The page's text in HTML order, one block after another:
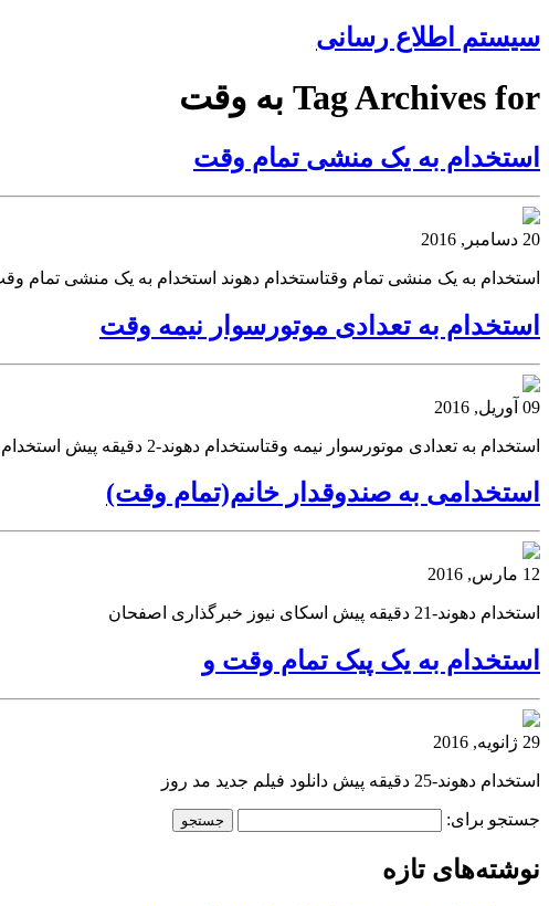
سیستم اطلاع رسانی
Tag Archives for به وقت
استخدام به یک منشی تمام وقت
20 دسامبر, 2016
استخدام به یک منشی تمام وقتاستخدام دهوند استخدام به یک منشی تمام
استخدام به تعدادی موتورسوار نیمه وقت
09 آوریل, 2016
استخدام به تعدادی موتورسوار نیمه وقتاستخدام دهوند-2 دقیقه پیش استخدام به تعدادی موتورسوار نیمه وقت استخدام دهوند-2 دقیقه پیشاستخدام به تعدادی موتورسوار نیمه وقت خرید بک لینک
استخدامی به صندوقدار خانم(تمام وقت)
12 مارس, 2016
استخدام دهوند-21 دقیقه پیش اسکای نیوز خبرگذاری اصفحان
استخدام به یک پیک تمام وقت و
29 ژانویه, 2016
استخدام دهوند-25 دقیقه پیش دانلود فیلم جدید مد روز
جستجو برای:
نوشته‌های تازه